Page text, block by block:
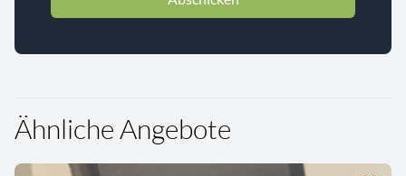
Ähnliche Angebote